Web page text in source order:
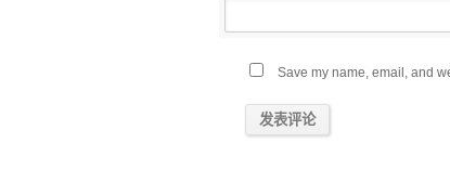
Save my name, email, and